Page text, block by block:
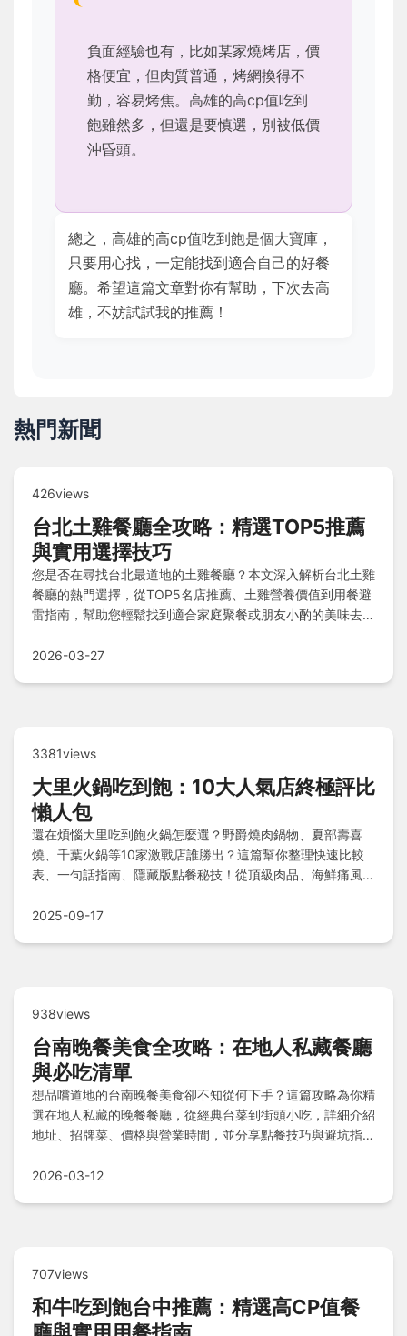
負面經驗也有，比如某家燒烤店，價
格便宜，但肉質普通，烤網換得不
勤，容易烤焦。高雄的高cp值吃到
飽雖然多，但還是要慎選，別被低價
沖昏頭。
總之，高雄的高cp值吃到飽是個大寶庫，
只要用心找，一定能找到適合自己的好餐
廳。希望這篇文章對你有幫助，下次去高
雄，不妨試試我的推薦！
熱門新聞
426views
台北土雞餐廳全攻略：精選TOP5推薦
與實用選擇技巧
您是否在尋找台北最道地的土雞餐廳？本文深入解析台北土雞
餐廳的熱門選擇，從TOP5名店推薦、土雞營養價值到用餐避
雷指南，幫助您輕鬆找到適合家庭聚餐或朋友小酌的美味去
2026-03-27
3381views
大里火鍋吃到飽：10大人氣店終極評比
懶人包
還在煩惱大里吃到飽火鍋怎麼選？野爵燒肉鍋物、夏部壽喜
燒、千葉火鍋等10家激戰店誰勝出？這篇幫你整理快速比較
表、一句話指南、隱藏版點餐秘技！從頂級肉品、海鮮痛風鍋
真心話都告訴你，懶得爬文看這篇就夠！點進來看終極懶人
2025-09-17
938views
台南晚餐美食全攻略：在地人私藏餐廳
與必吃清單
想品嚐道地的台南晚餐美食卻不知從何下手？這篇攻略為你精
選在地人私藏的晚餐餐廳，從經典台菜到街頭小吃，詳細介紹
地址、招牌菜、價格與營業時間，並分享點餐技巧與避坑指
2026-03-12
707views
和牛吃到飽台中推薦：精選高CP值餐